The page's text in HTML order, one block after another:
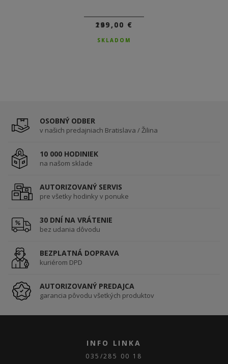
249,00 €
SKLADOM
199,00 €
SKLADOM
OSOBNÝ ODBER
v našich predajniach Bratislava / Žilina
10 000 HODINIEK
na našom sklade
AUTORIZOVANÝ SERVIS
pre všetky hodinky v ponuke
30 DNÍ NA VRÁTENIE
bez udania dôvodu
BEZPLATNÁ DOPRAVA
kuriérom DPD
AUTORIZOVANÝ PREDAJCA
garancia pôvodu všetkých produktov
INFO LINKA
035/285 00 18